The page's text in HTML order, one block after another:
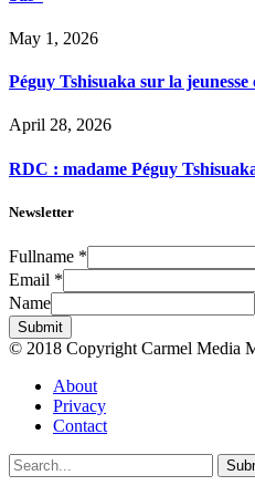
May 1, 2026
Péguy Tshisuaka sur la
April 28, 2026
RDC : madame Péguy
Newsletter
Fullname *
Email *
Name
Submit
© 2018 Copyright Carmel Media
About
Privacy
Contact